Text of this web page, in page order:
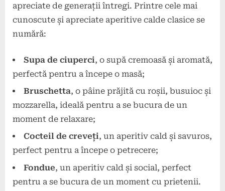
apreciate de generații întregi. Printre cele mai
cunoscute și apreciate aperitive calde clasice se
numără:
Supa de ciuperci, o supă cremoasă și aromată,
perfectă pentru a începe o masă;
Bruschetta, o pâine prăjită cu roșii, busuioc și
mozzarella, ideală pentru a se bucura de un
moment de relaxare;
Cocteil de creveți, un aperitiv cald și savuros,
perfect pentru a începe o petrecere;
Fondue, un aperitiv cald și social, perfect
pentru a se bucura de un moment cu prietenii.